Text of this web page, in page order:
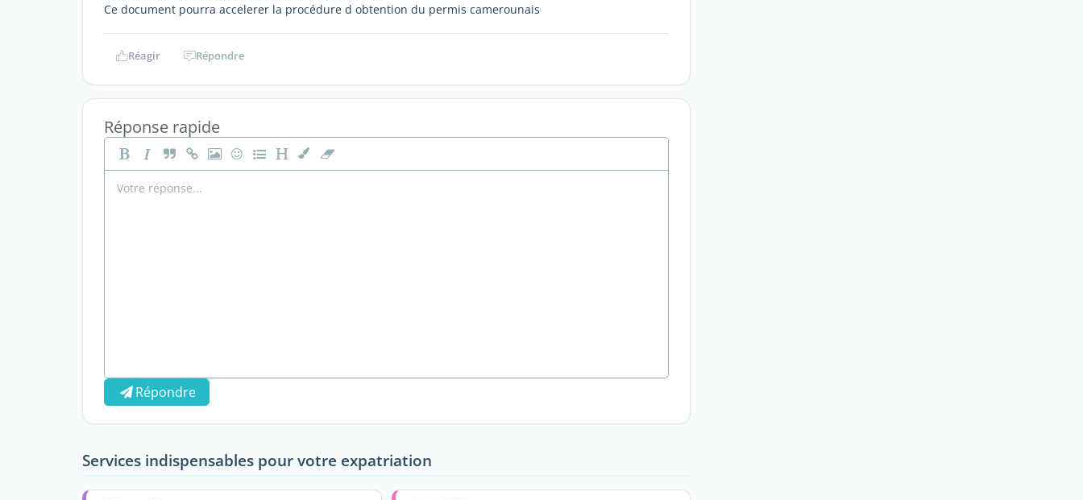
Ce document pourra accelerer la procédure d obtention du permis camerounais
Réagir Répondre
Réponse rapide
Répondre
Services indispensables pour votre expatriation